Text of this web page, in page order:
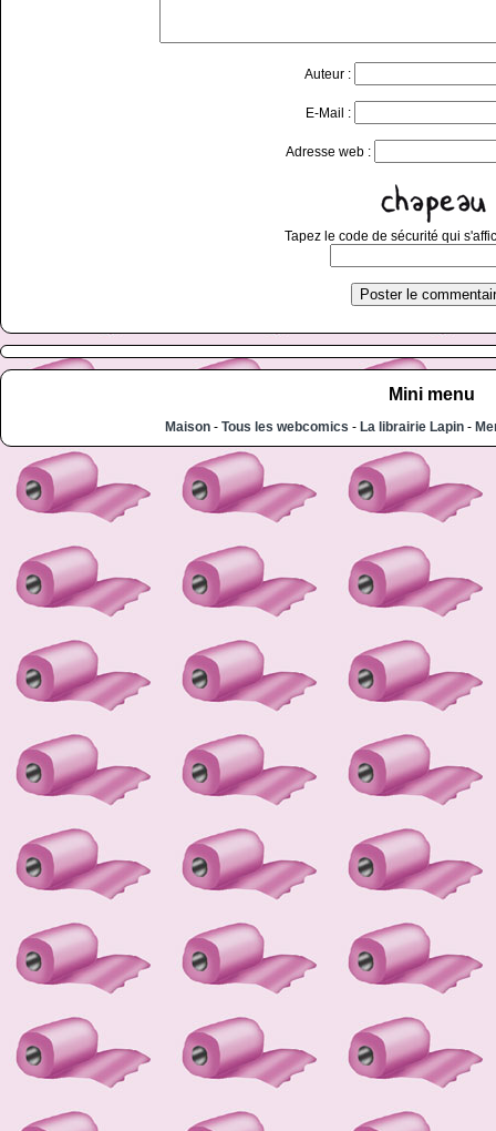
Auteur :
E-Mail :
Adresse web :
Tapez le code de sécurité qui
Mini menu
Maison- Tous les webcomics - La librairie Lapin-